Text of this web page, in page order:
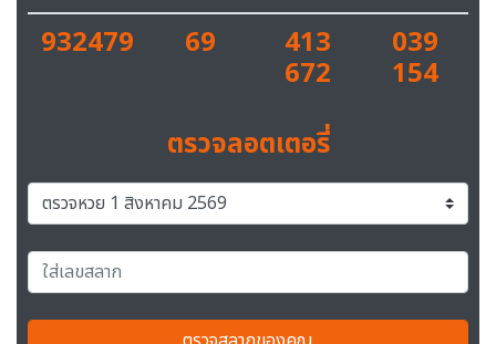
932479 69 413
672
039
154
ตรวจลอตเตอรี่